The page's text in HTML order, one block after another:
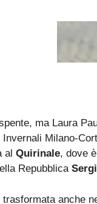
ma Laura
Milano-
al Quirinale, dove
Repubblica
anche